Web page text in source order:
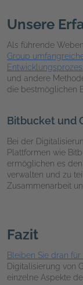
Unsere
Als führende
Group
und andere
die bestmöglichen
Bitbucket und
Bei der
Plattformen wie
ermöglichen es
verwalten und zu
Zusammenarbeit
Fazit
Bleiben Sie dran
Digitalisierung von
einzelne Aspekte